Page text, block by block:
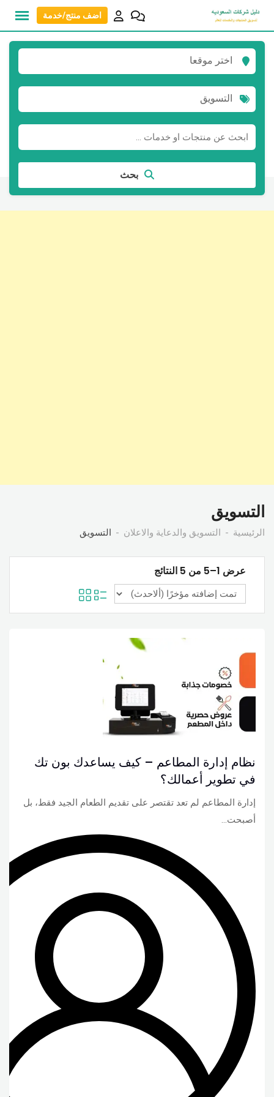
انتقل
المحتوى
اضف منتج/خدمة
اختر موقعا
التسويق
بحث
التسويق
الرئيسية التسويق والدعاية والاعلان التسويق
عرض 1–5 من 5 النتائج
نظام إدارة المطاعم – كيف يساعدك بون تك
في تطوير أعمالك؟
إدارة المطاعم لم تعد تقتصر على تقديم الطعام الجيد فقط، بل
أصبحت…